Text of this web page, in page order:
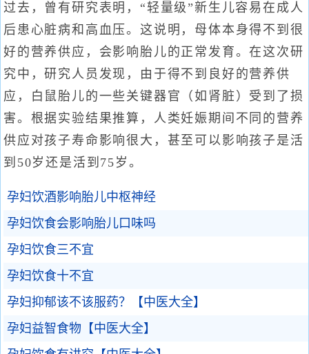
过去，曾有研究表明，“轻量级”新生儿容易在成人
后患心脏病和高血压。这说明，母体本身得不到很
好的营养供应，会影响胎儿的正常发育。在这次研
究中，研究人员发现，由于得不到良好的营养供
应，白鼠胎儿的一些关键器官（如肾脏）受到了损
害。根据实验结果推算，人类妊娠期间不同的营养
供应对孩子寿命影响很大，甚至可以影响孩子是活
到50岁还是活到75岁。
孕妇饮酒影响胎儿中枢神经
孕妇饮食会影响胎儿口味吗
孕妇饮食三不宜
孕妇饮食十不宜
孕妇抑郁该不该服药？【中医大全】
孕妇益智食物【中医大全】